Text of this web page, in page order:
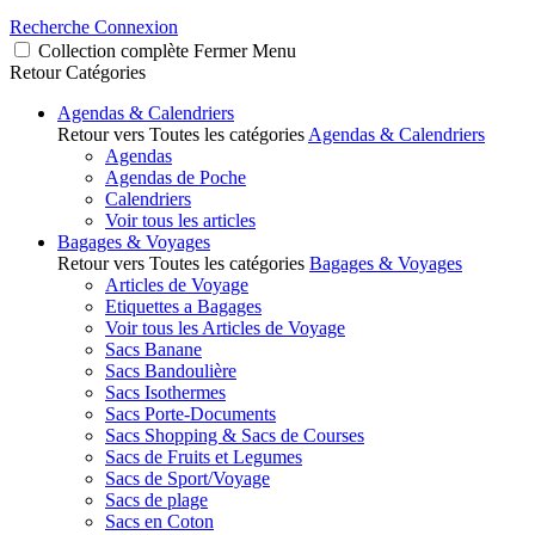
Recherche Connexion
Collection complète Fermer Menu
Retour Catégories
Agendas & Calendriers
Retour vers Toutes les catégories Agendas & Calendriers
Agendas
Agendas de Poche
Calendriers
Voir tous les articles
Bagages & Voyages
Retour vers Toutes les catégories Bagages & Voyages
Articles de Voyage
Etiquettes a Bagages
Voir tous les Articles de Voyage
Sacs Banane
Sacs Bandoulière
Sacs Isothermes
Sacs Porte-Documents
Sacs Shopping & Sacs de Courses
Sacs de Fruits et Legumes
Sacs de Sport/Voyage
Sacs de plage
Sacs en Coton